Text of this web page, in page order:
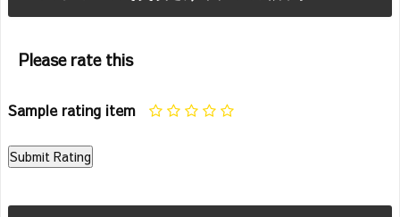
Please rate this
Sample rating item